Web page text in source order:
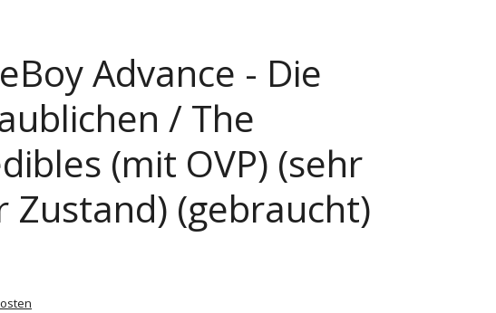
Advance - Die
/ The
(mit OVP) (sehr
Zustand) (gebraucht)